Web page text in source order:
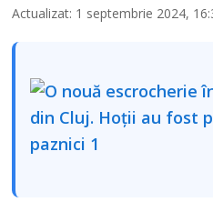
Actualizat: 1 septembrie 2024,